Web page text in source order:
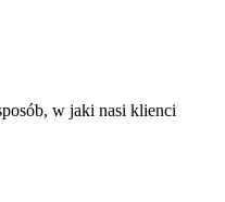
w jaki nasi klienci